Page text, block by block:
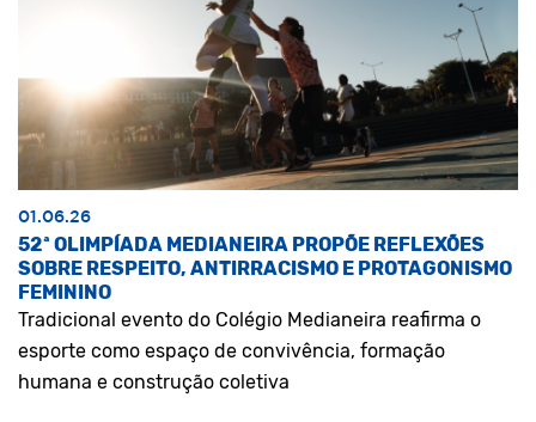
01.06.26
52ª OLIMPÍADA MEDIANEIRA PROPÕE REFLEXÕES
SOBRE RESPEITO, ANTIRRACISMO E PROTAGONISMO
FEMININO
Tradicional evento do Colégio Medianeira reafirma o
esporte como espaço de convivência, formação
humana e construção coletiva